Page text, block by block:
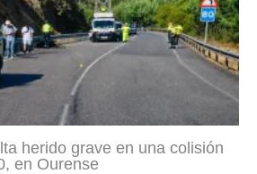
herido grave en una colisión
en Ourense